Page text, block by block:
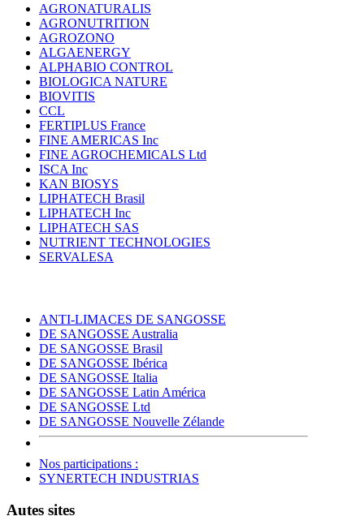
AGRONATURALIS
AGRONUTRITION
AGROZONO
ALGAENERGY
ALPHABIO CONTROL
BIOLOGICA NATURE
BIOVITIS
CCL
FERTIPLUS France
FINE AMERICAS Inc
FINE AGROCHEMICALS Ltd
ISCA Inc
KAN BIOSYS
LIPHATECH Brasil
LIPHATECH Inc
LIPHATECH SAS
NUTRIENT TECHNOLOGIES
SERVALESA
ANTI-LIMACES DE SANGOSSE
DE SANGOSSE Australia
DE SANGOSSE Brasil
DE SANGOSSE Ibérica
DE SANGOSSE Italia
DE SANGOSSE Latin América
DE SANGOSSE Ltd
DE SANGOSSE Nouvelle Zélande
Nos participations :
SYNERTECH INDUSTRIAS
Autes sites